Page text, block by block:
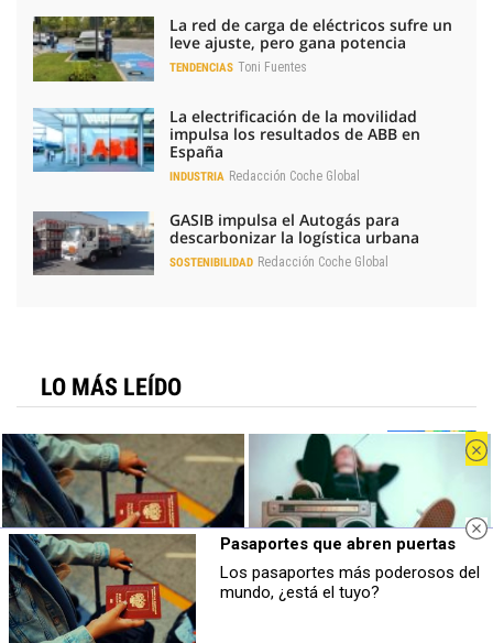
La red de carga de eléctricos sufre un
leve ajuste, pero gana potencia
TENDENCIAS Toni Fuentes
La electrificación de la movilidad
impulsa los resultados de ABB en
España
INDUSTRIA Redacción Coche Global
GASIB impulsa el Autogás para
descarbonizar la logística urbana
SOSTENIBILIDAD Redacción Coche Global
LO MÁS LEÍDO
Geely contra BYD: duelo fratricida por ser
el mejor chino global
Kia apunta a 65.000 matriculaciones en
2026, con más SUV y EV2
Pragmatismo para la automoción: la
receta de los fabricantes europeos
Bruselas cambia el arancel del Tavascan
Pasaportes que abren puertas
Los pasaportes más poderosos del
mundo, ¿está el tuyo?
Canciones que marcan
¿Por qué recuerdas canciones viejas
Pasaportes que abren puertas
Los pasaportes más poderosos del
mundo, ¿está el tuyo?